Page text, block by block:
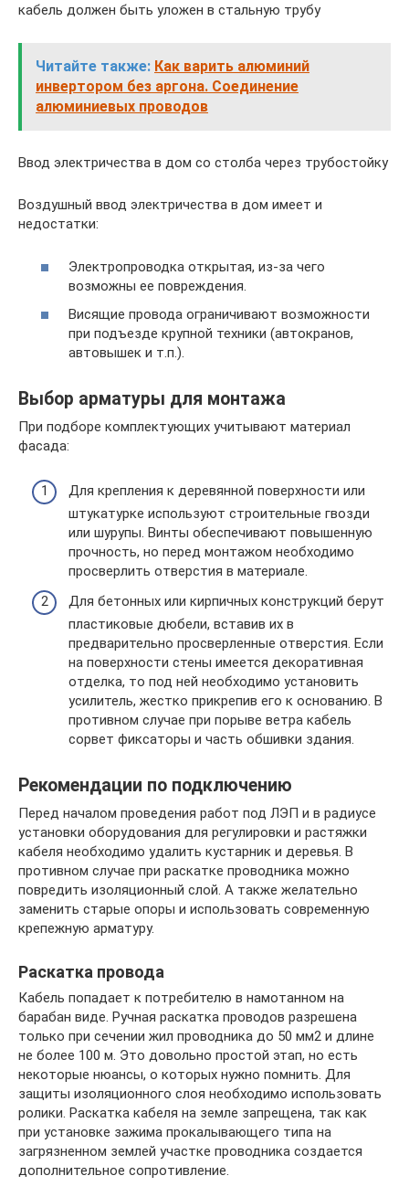
кабель должен быть уложен в стальную трубу
Читайте также: Как варить алюминий
инвертором без аргона. Соединение
алюминиевых проводов
Ввод электричества в дом со столба через трубостойку
Воздушный ввод электричества в дом имеет и
недостатки:
Электропроводка открытая, из-за чего
возможны ее повреждения.
Висящие провода ограничивают возможности
при подъезде крупной техники (автокранов,
автовышек и т.п.).
Выбор арматуры для монтажа
При подборе комплектующих учитывают материал
фасада:
Для крепления к деревянной поверхности или
штукатурке используют строительные гвозди
или шурупы. Винты обеспечивают повышенную
прочность, но перед монтажом необходимо
просверлить отверстия в материале.
Для бетонных или кирпичных конструкций берут
пластиковые дюбели, вставив их в
предварительно просверленные отверстия. Если
на поверхности стены имеется декоративная
отделка, то под ней необходимо установить
усилитель, жестко прикрепив его к основанию. В
противном случае при порыве ветра кабель
сорвет фиксаторы и часть обшивки здания.
Рекомендации по подключению
Перед началом проведения работ под ЛЭП и в радиусе
установки оборудования для регулировки и растяжки
кабеля необходимо удалить кустарник и деревья. В
противном случае при раскатке проводника можно
повредить изоляционный слой. А также желательно
заменить старые опоры и использовать современную
крепежную арматуру.
Раскатка провода
Кабель попадает к потребителю в намотанном на
барабан виде. Ручная раскатка проводов разрешена
только при сечении жил проводника до 50 мм2 и длине
не более 100 м. Это довольно простой этап, но есть
некоторые нюансы, о которых нужно помнить. Для
защиты изоляционного слоя необходимо использовать
ролики. Раскатка кабеля на земле запрещена, так как
при установке зажима прокалывающего типа на
загрязненном землей участке проводника создается
дополнительное сопротивление.